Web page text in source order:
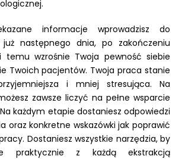
informacje wprowadzisz do
następnego dnia, po zakończeniu
temu wzrośnie Twoja pewność siebie
Twoich pacjentów. Twoja praca stanie
i mniej stresująca. Na
zawsze liczyć na pełne wsparcie
każdym etapie dostaniesz odpowiedzi
oraz konkretne wskazówki jak poprawić
Dostaniesz wszystkie narzędzia, by
praktycznie z każdą ekstrakcją